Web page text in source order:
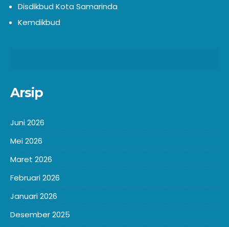
Disdikbud Kota Samarinda
Kemdikbud
Arsip
Juni 2026
Mei 2026
Maret 2026
Februari 2026
Januari 2026
Desember 2025